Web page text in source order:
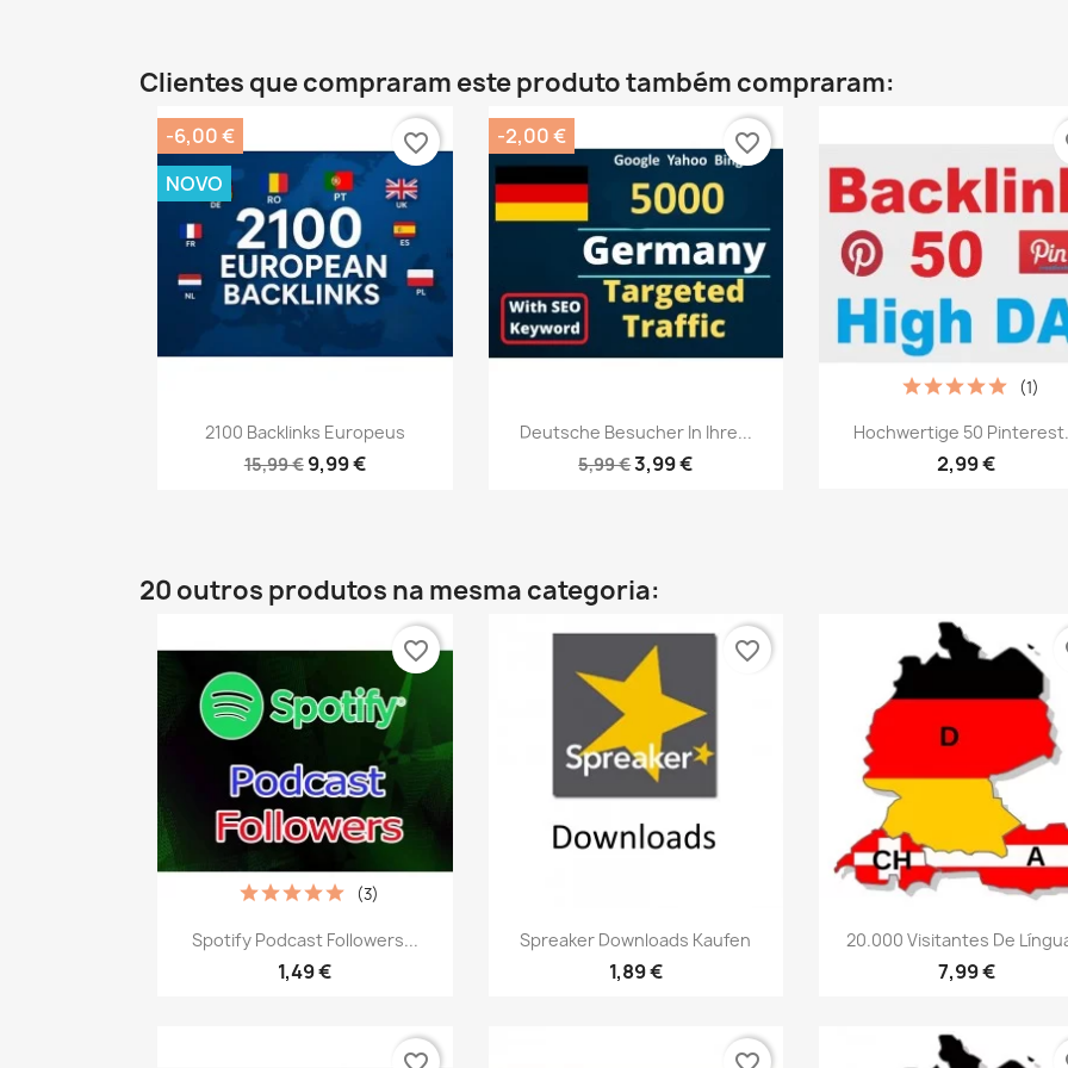
Clientes que compraram este produto também compraram:
Vista rápida
2100 Backlinks Europeus
15,99 € 9,99 €
-6,00 €
NOVO
favorite_border
Vista rápida
Deutsche Besucher In Ihre...
5,99 €3,99 €
-2,00 € favorite_border
Vista rápida
Hochwertige 50
2,99 €
(1)
20 outros produtos na mesma categoria:
Vista rápida
Spotify Podcast Followers...
1,49 €
(3)
favorite_border
Vista rápida
Spreaker Downloads Kaufen
1,89 €
favorite_border
Vista rápida
20.000 Visitantes De
7,99 €